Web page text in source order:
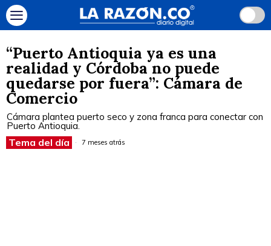
“Puerto Antioquia ya es una
realidad y Córdoba no puede
quedarse por fuera”: Cámara de
Comercio
Cámara plantea puerto seco y zona franca para conectar con
Puerto Antioquia.
Tema del día 7 meses atrás